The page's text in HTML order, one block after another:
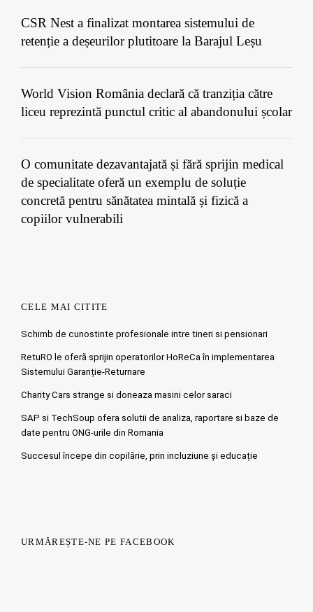
CSR Nest a finalizat montarea sistemului de
retenție a deșeurilor plutitoare la Barajul Leșu
World Vision România declară că tranziția către
liceu reprezintă punctul critic al abandonului școlar
O comunitate dezavantajată și fără sprijin medical
de specialitate oferă un exemplu de soluție
concretă pentru sănătatea mintală și fizică a
copiilor vulnerabili
CELE MAI CITITE
Schimb de cunostinte profesionale intre tineri si pensionari
RetuRO le oferă sprijin operatorilor HoReCa în implementarea
Sistemului Garanție-Returnare
Charity Cars strange si doneaza masini celor saraci
SAP si TechSoup ofera solutii de analiza, raportare si baze de
date pentru ONG-urile din Romania
Succesul începe din copilărie, prin incluziune și educație
URMĂREȘTE-NE PE FACEBOOK